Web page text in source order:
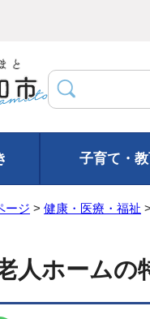
子育て・
ージ > 健康・医療・福祉 >
人ホームの